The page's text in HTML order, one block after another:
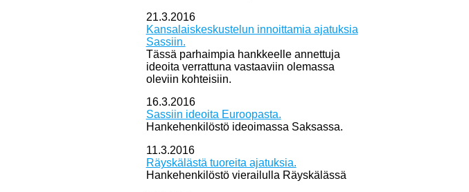
21.3.2016
Kansalaiskeskustelun innoittamia ajatuksia
Sassiin.
Tässä parhaimpia hankkeelle annettuja
ideoita verrattuna vastaaviin olemassa
oleviin kohteisiin.
16.3.2016
Sassiin ideoita Euroopasta.
Hankehenkilöstö ideoimassa Saksassa.
11.3.2016
Räyskälästä tuoreita ajatuksia.
Hankehenkilöstö vierailulla Räyskälässä